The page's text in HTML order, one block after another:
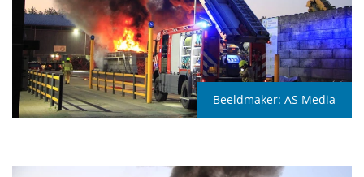
Beeldmaker: AS Media